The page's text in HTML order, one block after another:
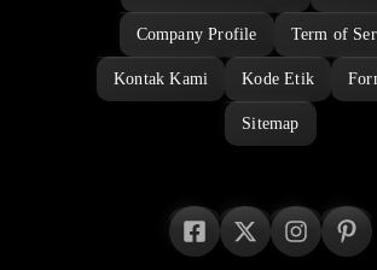
Company Profile Term of
Kontak Kami Kode Etik
Sitemap